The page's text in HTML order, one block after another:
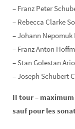
– Franz Peter
– Rebecca Clarke
– Johann
– Franz Anton
– Stan Golestan
– Joseph Schubert
II tour –
sauf pour les